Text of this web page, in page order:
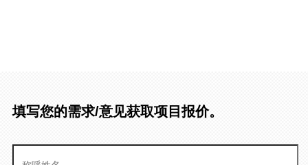
填写您的需求/意见获取项目报价。